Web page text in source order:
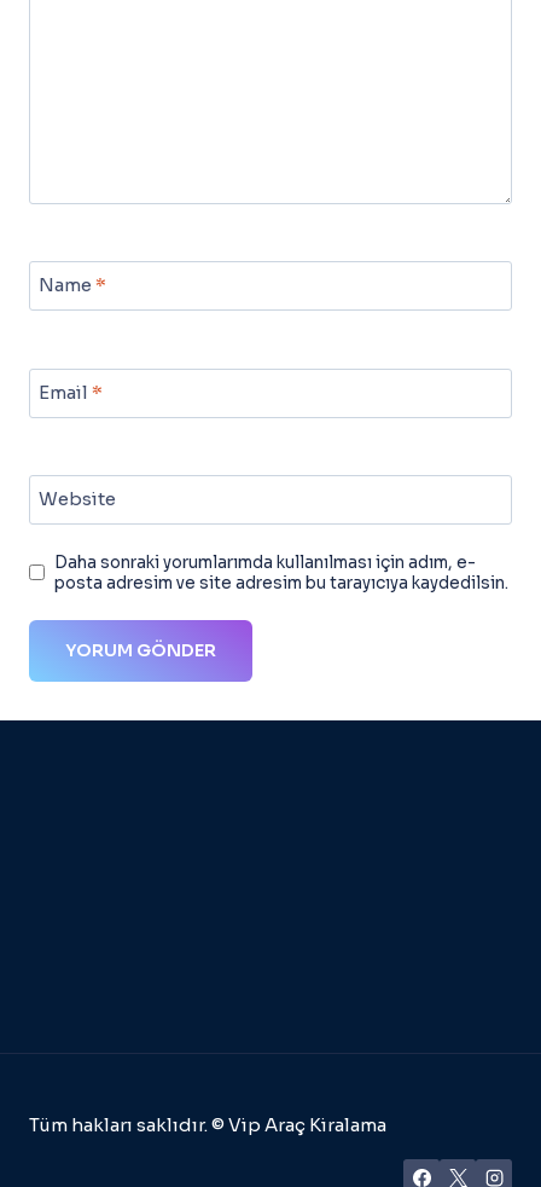
Name *
Email *
Website
Daha sonraki yorumlarımda kullanılması için adım, e-
posta adresim ve site adresim bu tarayıcıya kaydedilsin.
Tüm hakları saklıdır. © Vip Araç Kiralama